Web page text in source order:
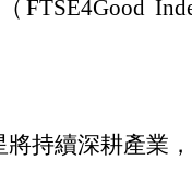
FTSE4Good
將持續深耕產業